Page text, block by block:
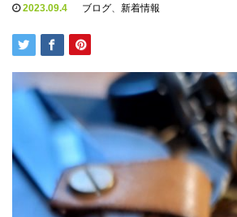
2023.09.4 ブログ、 新着情報